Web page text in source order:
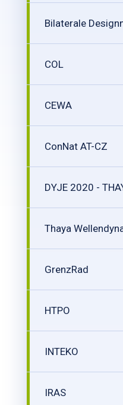
Bilaterale
COL
CEWA
ConNat AT-CZ
DYJE 2020 -
Thaya
GrenzRad
HTPO
INTEKO
IRAS